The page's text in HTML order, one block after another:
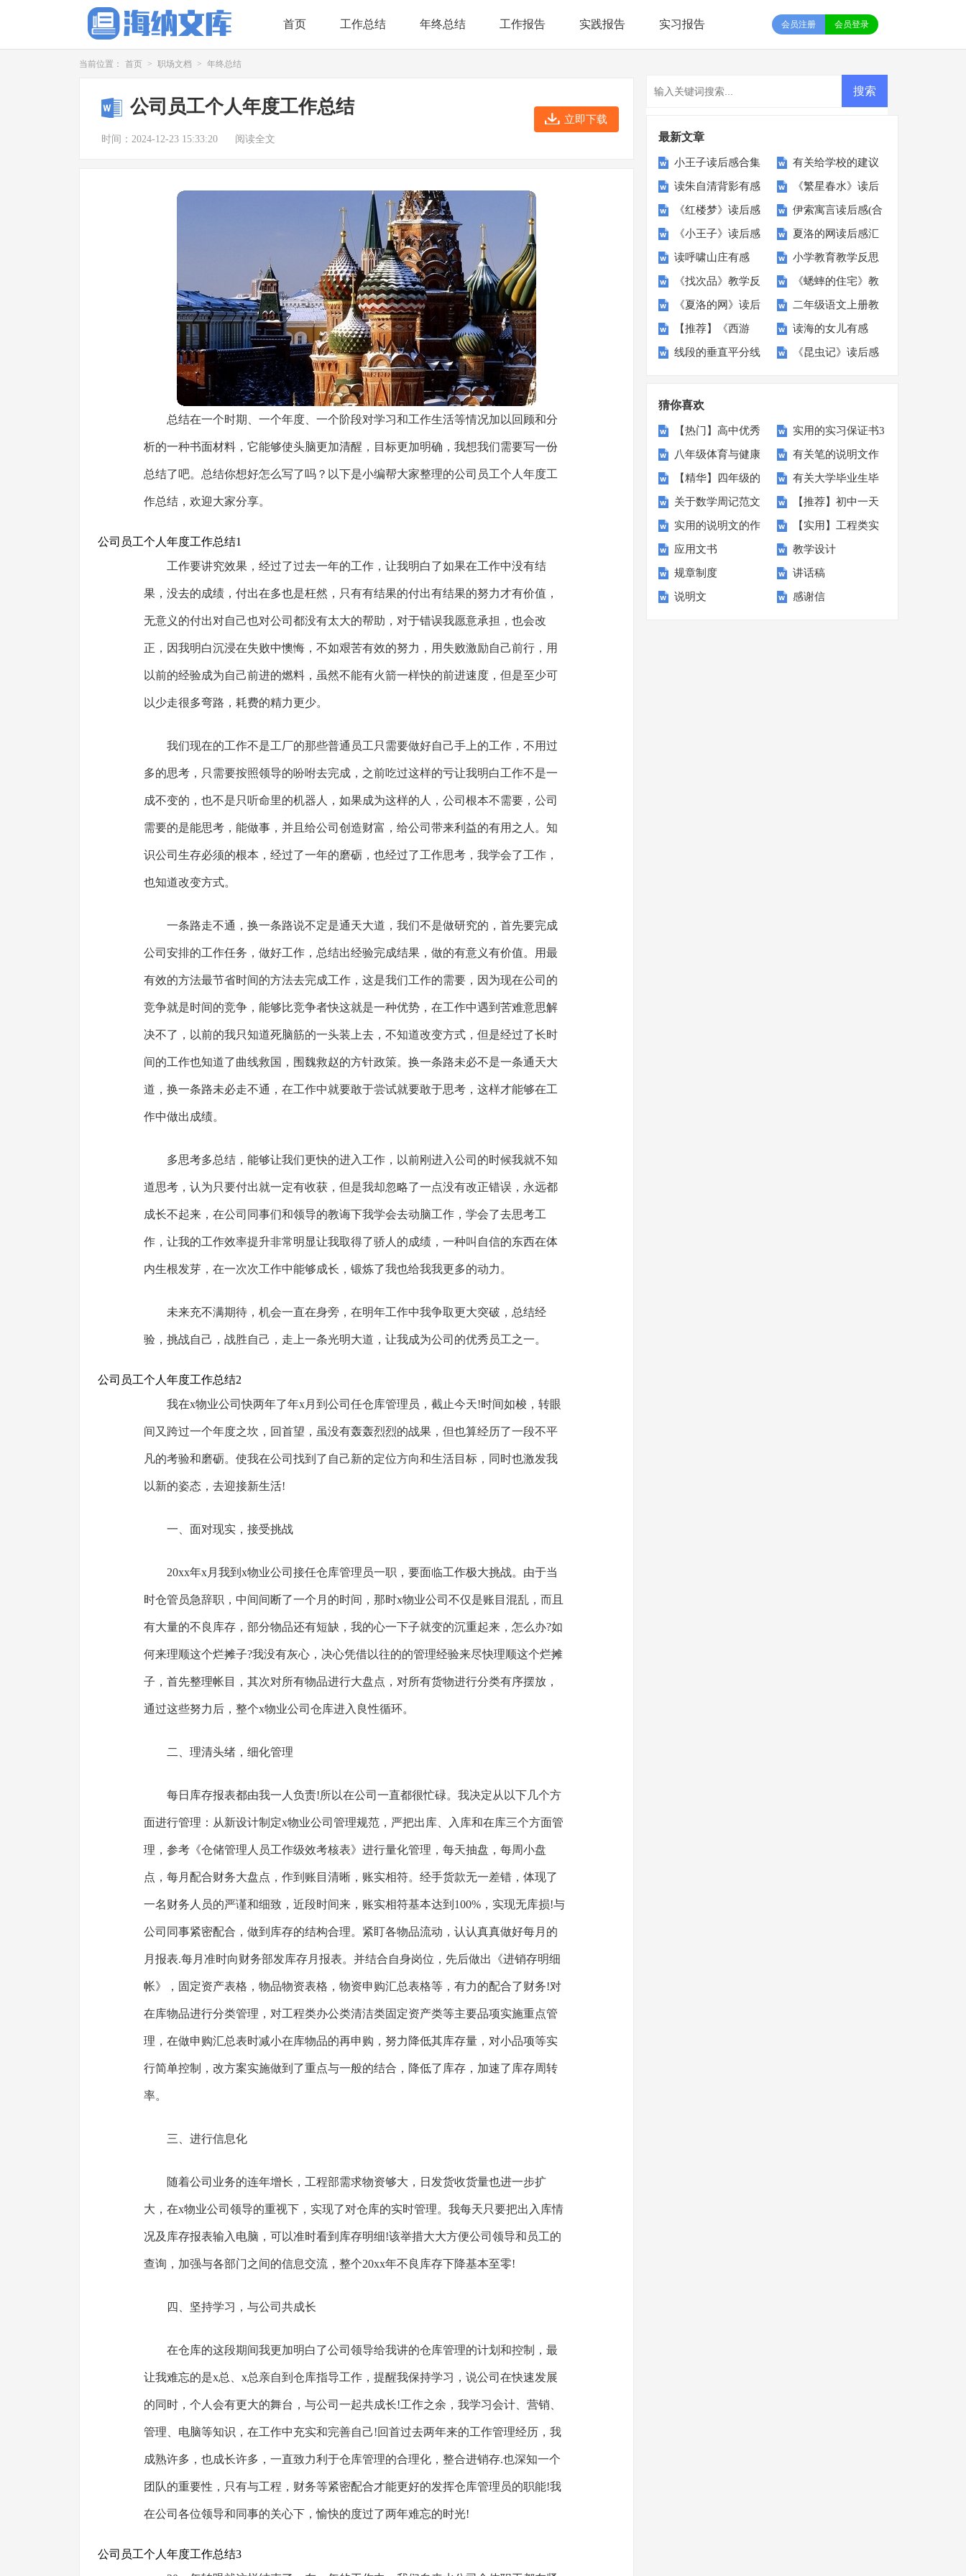
首页 工作总结 年终总结 工作报告 实践报告 实习报告 会员登录
会员注册
当前位置： 首页 > 职场文档 > 年终总结
公司员工个人年度工作总结
时间：2024-12-23 15:33:20 阅读全文
立即下载
总结在一个时期、一个年度、一个阶段对学习和工作生活等情况加以回顾和分
析的一种书面材料，它能够使头脑更加清醒，目标更加明确，我想我们需要写一份
总结了吧。总结你想好怎么写了吗？以下是小编帮大家整理的公司员工个人年度工
作总结，欢迎大家分享。
公司员工个人年度工作总结1
工作要讲究效果，经过了过去一年的工作，让我明白了如果在工作中没有结
果，没去的成绩，付出在多也是枉然，只有有结果的付出有结果的努力才有价值，
无意义的付出对自己也对公司都没有太大的帮助，对于错误我愿意承担，也会改
正，因我明白沉浸在失败中懊悔，不如艰苦有效的努力，用失败激励自己前行，用
以前的经验成为自己前进的燃料，虽然不能有火箭一样快的前进速度，但是至少可
以少走很多弯路，耗费的精力更少。
我们现在的工作不是工厂的那些普通员工只需要做好自己手上的工作，不用过
多的思考，只需要按照领导的吩咐去完成，之前吃过这样的亏让我明白工作不是一
成不变的，也不是只听命里的机器人，如果成为这样的人，公司根本不需要，公司
需要的是能思考，能做事，并且给公司创造财富，给公司带来利益的有用之人。知
识公司生存必须的根本，经过了一年的磨砺，也经过了工作思考，我学会了工作，
也知道改变方式。
一条路走不通，换一条路说不定是通天大道，我们不是做研究的，首先要完成
公司安排的工作任务，做好工作，总结出经验完成结果，做的有意义有价值。用最
有效的方法最节省时间的方法去完成工作，这是我们工作的需要，因为现在公司的
竞争就是时间的竞争，能够比竞争者快这就是一种优势，在工作中遇到苦难意思解
决不了，以前的我只知道死脑筋的一头装上去，不知道改变方式，但是经过了长时
间的工作也知道了曲线救国，围魏救赵的方针政策。换一条路未必不是一条通天大
道，换一条路未必走不通，在工作中就要敢于尝试就要敢于思考，这样才能够在工
作中做出成绩。
多思考多总结，能够让我们更快的进入工作，以前刚进入公司的时候我就不知
道思考，认为只要付出就一定有收获，但是我却忽略了一点没有改正错误，永远都
成长不起来，在公司同事们和领导的教诲下我学会去动脑工作，学会了去思考工
作，让我的工作效率提升非常明显让我取得了骄人的成绩，一种叫自信的东西在体
内生根发芽，在一次次工作中能够成长，锻炼了我也给我我更多的动力。
未来充不满期待，机会一直在身旁，在明年工作中我争取更大突破，总结经
验，挑战自己，战胜自己，走上一条光明大道，让我成为公司的优秀员工之一。
公司员工个人年度工作总结2
我在x物业公司快两年了年x月到公司任仓库管理员，截止今天!时间如梭，转眼
间又跨过一个年度之坎，回首望，虽没有轰轰烈烈的战果，但也算经历了一段不平
凡的考验和磨砺。使我在公司找到了自己新的定位方向和生活目标，同时也激发我
以新的姿态，去迎接新生活!
一、面对现实，接受挑战
20xx年x月我到x物业公司接任仓库管理员一职，要面临工作极大挑战。由于当
时仓管员急辞职，中间间断了一个月的时间，那时x物业公司不仅是账目混乱，而且
有大量的不良库存，部分物品还有短缺，我的心一下子就变的沉重起来，怎么办?如
何来理顺这个烂摊子?我没有灰心，决心凭借以往的的管理经验来尽快理顺这个烂摊
子，首先整理帐目，其次对所有物品进行大盘点，对所有货物进行分类有序摆放，
通过这些努力后，整个x物业公司仓库进入良性循环。
二、理清头绪，细化管理
每日库存报表都由我一人负责!所以在公司一直都很忙碌。我决定从以下几个方
面进行管理：从新设计制定x物业公司管理规范，严把出库、入库和在库三个方面管
理，参考《仓储管理人员工作级效考核表》进行量化管理，每天抽盘，每周小盘
点，每月配合财务大盘点，作到账目清晰，账实相符。经手货款无一差错，体现了
一名财务人员的严谨和细致，近段时间来，账实相符基本达到100%，实现无库损!与
公司同事紧密配合，做到库存的结构合理。紧盯各物品流动，认认真真做好每月的
月报表.每月准时向财务部发库存月报表。并结合自身岗位，先后做出《进销存明细
帐》，固定资产表格，物品物资表格，物资申购汇总表格等，有力的配合了财务!对
在库物品进行分类管理，对工程类办公类清洁类固定资产类等主要品项实施重点管
理，在做申购汇总表时减小在库物品的再申购，努力降低其库存量，对小品项等实
行简单控制，改方案实施做到了重点与一般的结合，降低了库存，加速了库存周转
率。
三、进行信息化
随着公司业务的连年增长，工程部需求物资够大，日发货收货量也进一步扩
大，在x物业公司领导的重视下，实现了对仓库的实时管理。我每天只要把出入库情
况及库存报表输入电脑，可以准时看到库存明细!该举措大大方便公司领导和员工的
查询，加强与各部门之间的信息交流，整个20xx年不良库存下降基本至零!
四、坚持学习，与公司共成长
在仓库的这段期间我更加明白了公司领导给我讲的仓库管理的计划和控制，最
让我难忘的是x总、x总亲自到仓库指导工作，提醒我保持学习，说公司在快速发展
的同时，个人会有更大的舞台，与公司一起共成长!工作之余，我学习会计、营销、
管理、电脑等知识，在工作中充实和完善自己!回首过去两年来的工作管理经历，我
成熟许多，也成长许多，一直致力利于仓库管理的合理化，整合进销存.也深知一个
团队的重要性，只有与工程，财务等紧密配合才能更好的发挥仓库管理员的职能!我
在公司各位领导和同事的关心下，愉快的度过了两年难忘的时光!
公司员工个人年度工作总结3
最新文章
小王子读后感合集
15篇
有关给学校的建议
书14篇
读朱自清背影有感 《繁星春水》读后
感15篇
《红楼梦》读后感
精选15篇
伊索寓言读后感(合
集15篇)
《小王子》读后感
集锦15篇
夏洛的网读后感汇
编15篇
读呼啸山庄有感 小学教育教学反思
《找次品》教学反
思
《蟋蟀的住宅》教
学反思
《夏洛的网》读后
感(集合15篇)
二年级语文上册教
学反思(15篇)
【推荐】《西游
记》读后感
读海的女儿有感
线段的垂直平分线 《昆虫记》读后感
猜你喜欢
【热门】高中优秀
作文集锦8篇
实用的实习保证书3
篇
八年级体育与健康
教学工作总结
有关笔的说明文作
文锦集8篇
【精华】四年级的
观察作文300字3篇
有关大学毕业生毕
业实习报告范文汇
编五篇
关于数学周记范文
集锦五篇
【推荐】初中一天
的作文合集八篇
实用的说明文的作
文汇总5篇
【实用】工程类实
习报告范文汇编六
篇
应用文书 教学设计
规章制度 讲话稿
说明文 感谢信